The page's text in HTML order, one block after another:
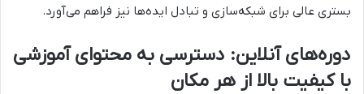
بستری عالی برای شبکه‌سازی و تبادل ایده‌ها نیز فراهم می‌آورد.
دوره‌های آنلاین: دسترسی به محتوای آموزشی
با کیفیت بالا از هر مکان